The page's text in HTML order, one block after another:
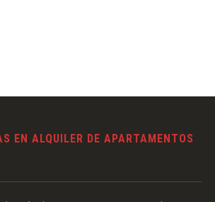
EN ALQUILER DE APARTAMENTOS